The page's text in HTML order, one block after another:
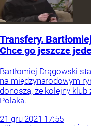
Transfery.
Chce go jeszcze
Bartłomiej Drągowski
na międzynarodowym
donoszą, że kolejny klub
Polaka.
21 gru 2021 17:55